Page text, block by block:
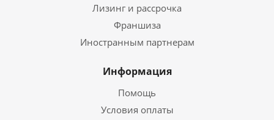
Лизинг и рассрочка
Франшиза
Иностранным партнерам
Информация
Помощь
Условия оплаты